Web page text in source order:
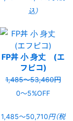
込）
FP丼 小 身丈 (エ
フピコ)
1,485〜53,460円
0〜5%OFF
1,485〜50,710円（税